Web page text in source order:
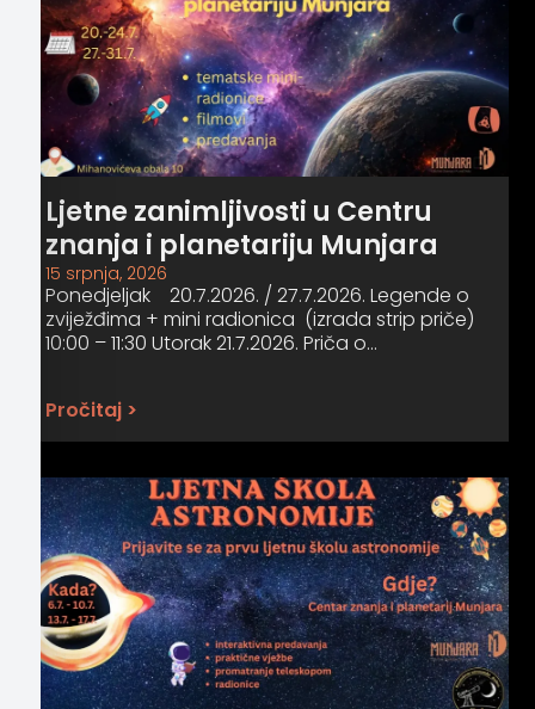
Ljetne zanimljivosti u Centru
znanja i planetariju Munjara
15 srpnja, 2026
Ponedjeljak 20.7.2026. / 27.7.2026. Legende o
zviježđima + mini radionica (izrada strip priče)
10:00 – 11:30 Utorak 21.7.2026. Priča o…
Pročitaj >